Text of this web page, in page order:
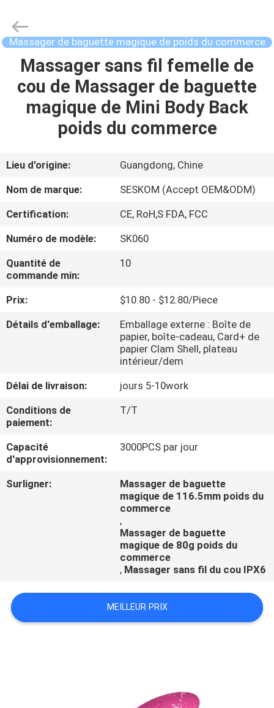
MAISON
PRODUITS
SHOW
PROPOS
DE
NOUS
VISITE
D'USINE
DE
QUALITÉ
CONTACTEZ-
NOUS
vibrateur
de
tache
Fournisseur.
Massager de baguette magique de poids du commerce
Massager sans fil femelle de
cou de Massager de baguette
magique de Mini Body Back
poids du commerce
Lieu d'origine:
Guangdong, Chine
Nom de marque:
SESKOM (Accept OEM&ODM)
Certification:
CE, RoH,S FDA, FCC
Numéro de modèle:
SK060
Quantité de
commande min:
10
Prix:
$10.80 - $12.80/Piece
Détails d'emballage:
Emballage externe : Boîte de
papier, boîte-cadeau, Card+ de
papier Clam Shell, plateau
intérieur/dem
Délai de livraison:
jours 5-10work
Conditions de
paiement:
T/T
Capacité
d'approvisionnement:
3000PCS par jour
Surligner:
Massager de baguette
magique de 116.5mm poids du
commerce
,
Massager de baguette
magique de 80g poids du
commerce
, Massager sans fil du cou IPX6
MEILLEUR PRIX